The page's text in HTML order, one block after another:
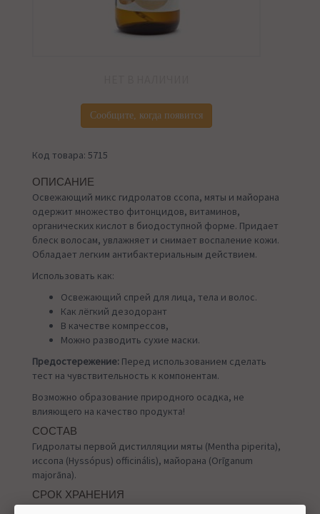
Сообщите, когда появится
Код товара: 5715
ОПИСАНИЕ
Освежающий микс гидролатов ссопа, мяты и майорана
одержит множество фитонцидов, витаминов,
органических кислот в биодоступной форме. Придает
блеск волосам, увлажняет и снимает воспаление кожи.
Обладает легким антибактериальным действием.
Использовать как:
Освежающий спрей для лица, тела и волос.
Как лёгкий дезодорант
В качестве компрессов,
Можно разводить сухие маски.
Предостережение: Перед использованием сделать
тест на чувствительность к компонентам.
Возможно образование природного осадка, не
влияющего на качество продукта!
СОСТАВ
Гидролаты первой дистилляции мяты (Mentha piperita),
иссопа (Hyssópus) officinális), майорана (Orīganum
majorāna).
СРОК ХРАНЕНИЯ